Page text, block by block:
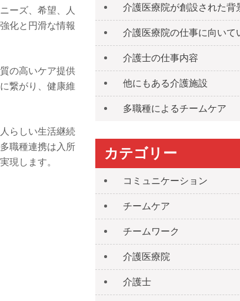
ーズ、希望、人
化と円滑な情報
の高いケア提供
繋がり、健康維
らしい生活継続
職種連携は入所
現します。
介護医療院が創設された背
介護医療院の仕事に向いて
介護士の仕事内容
他にもある介護施設
多職種によるチームケア
カテゴリー
コミュニケーション
チームケア
チームワーク
介護医療院
介護士